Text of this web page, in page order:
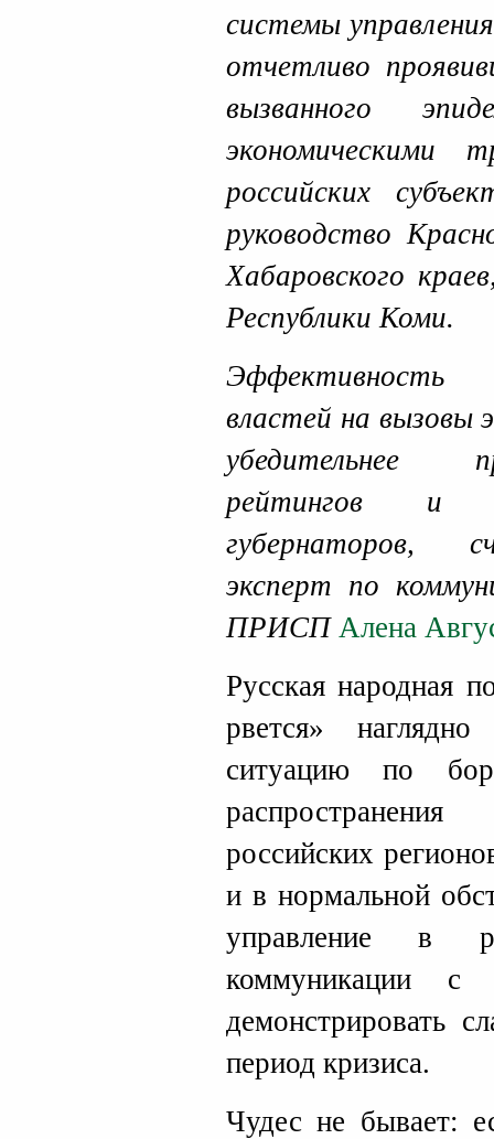
системы
отчетливо
вызванного
экономическими
российских
руководство
Хабаровского
Республики Коми.
Эффективность
властей на вызовы
убедительнее
рейтингов и
губернаторов,
эксперт по
ПРИСП Алена
Русская народная
рвется»
ситуацию по
российских
и в нормальной
управление в
коммуникации с
демонстрировать
период кризиса.
Чудес не бывает: